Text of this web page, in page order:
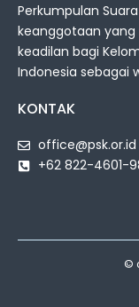
Perkumpulan
keanggotaan
keadilan bagi
Indonesia sebagai
KONTAK
office@psk.or.id
+62 822-4601-
©